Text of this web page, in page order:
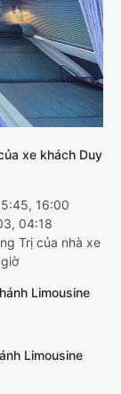
xe khách Duy
16:00
04:18
Trị của nhà xe
Limousine
Limousine